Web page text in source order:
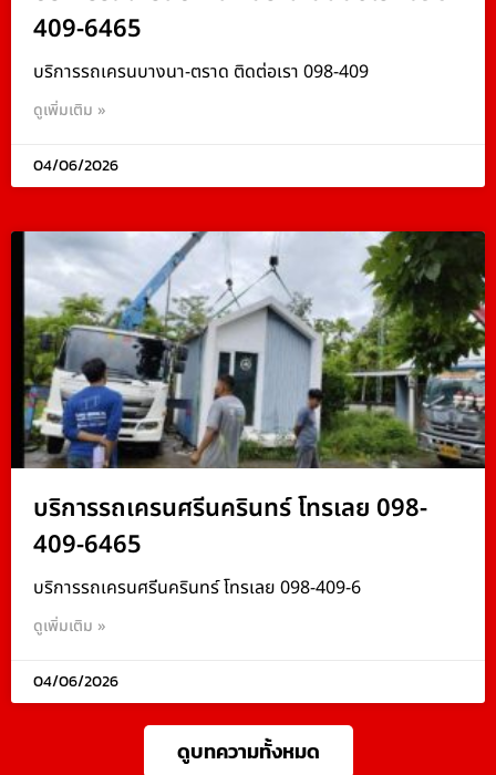
409-6465
บริการรถเครนบางนา-ตราด ติดต่อเรา 098-409
ดูเพิ่มเติม »
04/06/2026
บริการรถเครนศรีนครินทร์ โทรเลย 098-
409-6465
บริการรถเครนศรีนครินทร์ โทรเลย 098-409-6
ดูเพิ่มเติม »
04/06/2026
ดูบทความทั้งหมด